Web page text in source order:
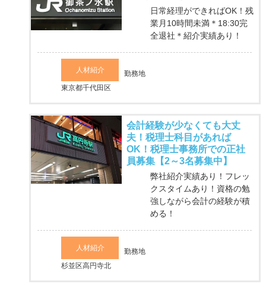
日常経理ができればOK！残
業月10時間未満＊18:30完
全退社＊紹介実績あり！
人材紹介
勤務地
東京都千代田区
会計経験が少なくても大丈
夫！税理士科目があれば
OK！税理士事務所での正社
員募集【2～3名募集中】
弊社紹介実績あり！フレッ
クスタイムあり！資格の勉
強しながら会計の経験が積
める！
人材紹介
勤務地
杉並区高円寺北